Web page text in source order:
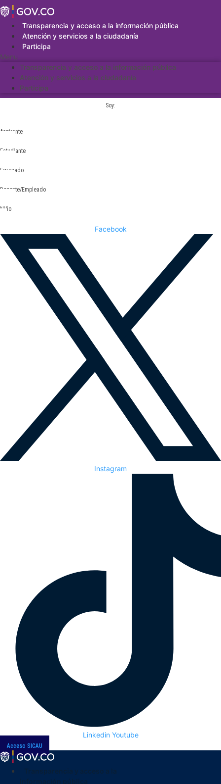
Saltar
al
contenidoTransparencia y acceso a la información pública
Atención y servicios a la ciudadanía
Participa
Menu
Transparencia y acceso a la información pública
Atención y servicios a la ciudadanía
Participa
Soy:
Aspirante
Estudiante
Egresado
Docente/Empleado
Niño
Facebook
Instagram
Linkedin Youtube
Acceso SICAU